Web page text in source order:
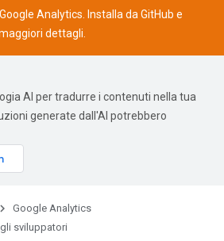
Analytics. Installa da GitHub e
dettagli.
AI per tradurre i contenuti nella tua
generate dall'AI potrebbero
Google Analytics
sviluppatori